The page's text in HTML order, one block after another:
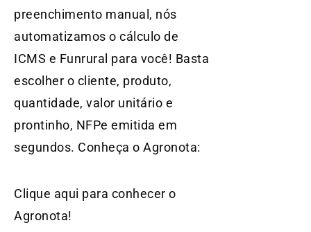
preenchimento manual, nós
automatizamos o cálculo de
ICMS e Funrural para você! Basta
escolher o cliente, produto,
quantidade, valor unitário e
prontinho, NFPe emitida em
segundos. Conheça o Agronota:
Clique aqui para conhecer o
Agronota!